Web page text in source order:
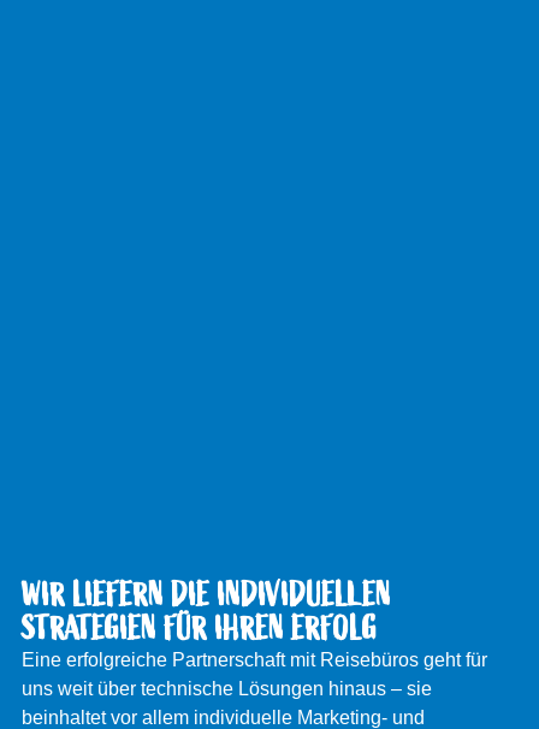
WIR LIEFERN DIE INDIVIDUELLEN
STRATEGIEN FÜR IHREN ERFOLG
Eine erfolgreiche Partnerschaft mit Reisebüros geht für
uns weit über technische Lösungen hinaus – sie
beinhaltet vor allem individuelle Marketing- und